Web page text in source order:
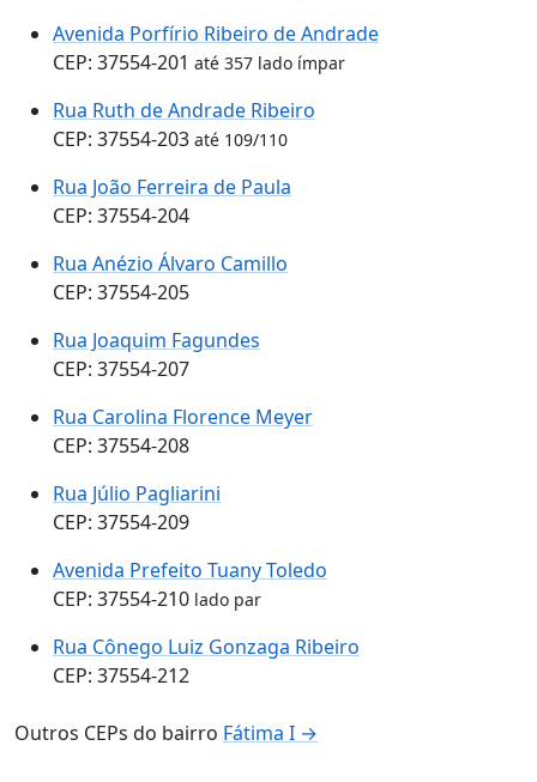
Avenida Porfírio Ribeiro de Andrade
CEP: 37554-201 até 357 lado ímpar
Rua Ruth de Andrade Ribeiro
CEP: 37554-203 até 109/110
Rua João Ferreira de Paula
CEP: 37554-204
Rua Anézio Álvaro Camillo
CEP: 37554-205
Rua Joaquim Fagundes
CEP: 37554-207
Rua Carolina Florence Meyer
CEP: 37554-208
Rua Júlio Pagliarini
CEP: 37554-209
Avenida Prefeito Tuany Toledo
CEP: 37554-210 lado par
Rua Cônego Luiz Gonzaga Ribeiro
CEP: 37554-212
Outros CEPs do bairro Fátima I →